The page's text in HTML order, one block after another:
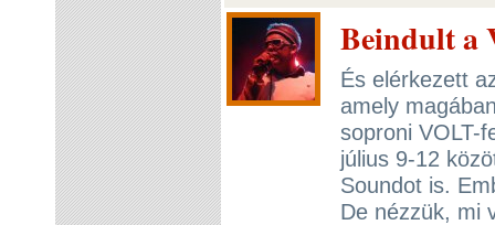
Beindult a
És elérkezett
amely
soproni VOLT-
július 9-12
Soundot is.
De nézzük, mi